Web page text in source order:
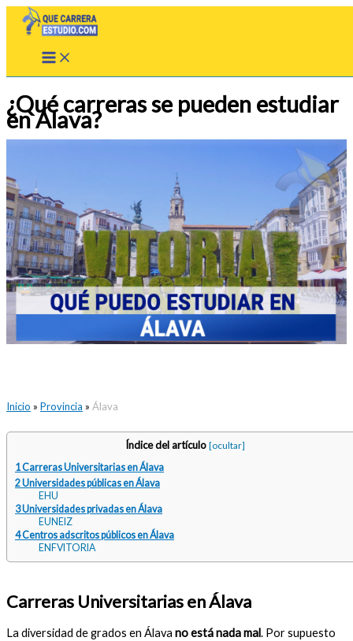
¿Qué carreras se pueden estudiar
en Álava?
Inicio » Provincia » Álava
Índice del artículo [ocultar]
1 Carreras Universitarias en Álava
2 Universidades públicas en Álava
EHU
3 Universidades privadas en Álava
EUNEIZ
4 Centros adscritos públicos en Álava
ENFVITORIA
Carreras Universitarias en Álava
La diversidad de grados en Álava no está nada mal. Por supuesto